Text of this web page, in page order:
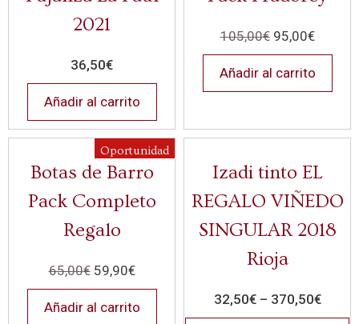
2021
36,50€
Añadir al carrito
105,00€ 95,00€
Añadir al carrito
Oportunidad
Botas de Barro
Pack Completo
Regalo
65,00€ 59,90€
Añadir al carrito
Izadi tinto EL
REGALO VIÑEDO
SINGULAR 2018
Rioja
32,50€– 370,50€